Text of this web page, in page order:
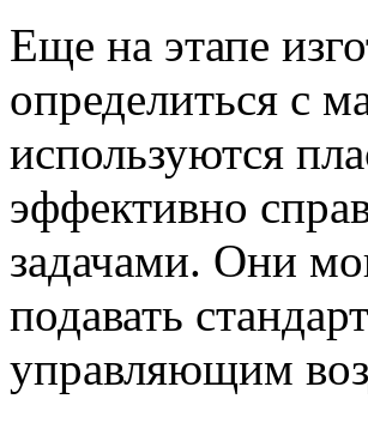
Еще на этапе
определиться с
используются
эффективно
задачами. Они
подавать
управляющим